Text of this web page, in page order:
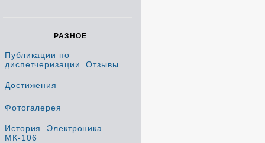
РАЗНОЕ
Публикации по
диспетчеризации. Отзывы
Достижения
Фотогалерея
История. Электроника
МК-106